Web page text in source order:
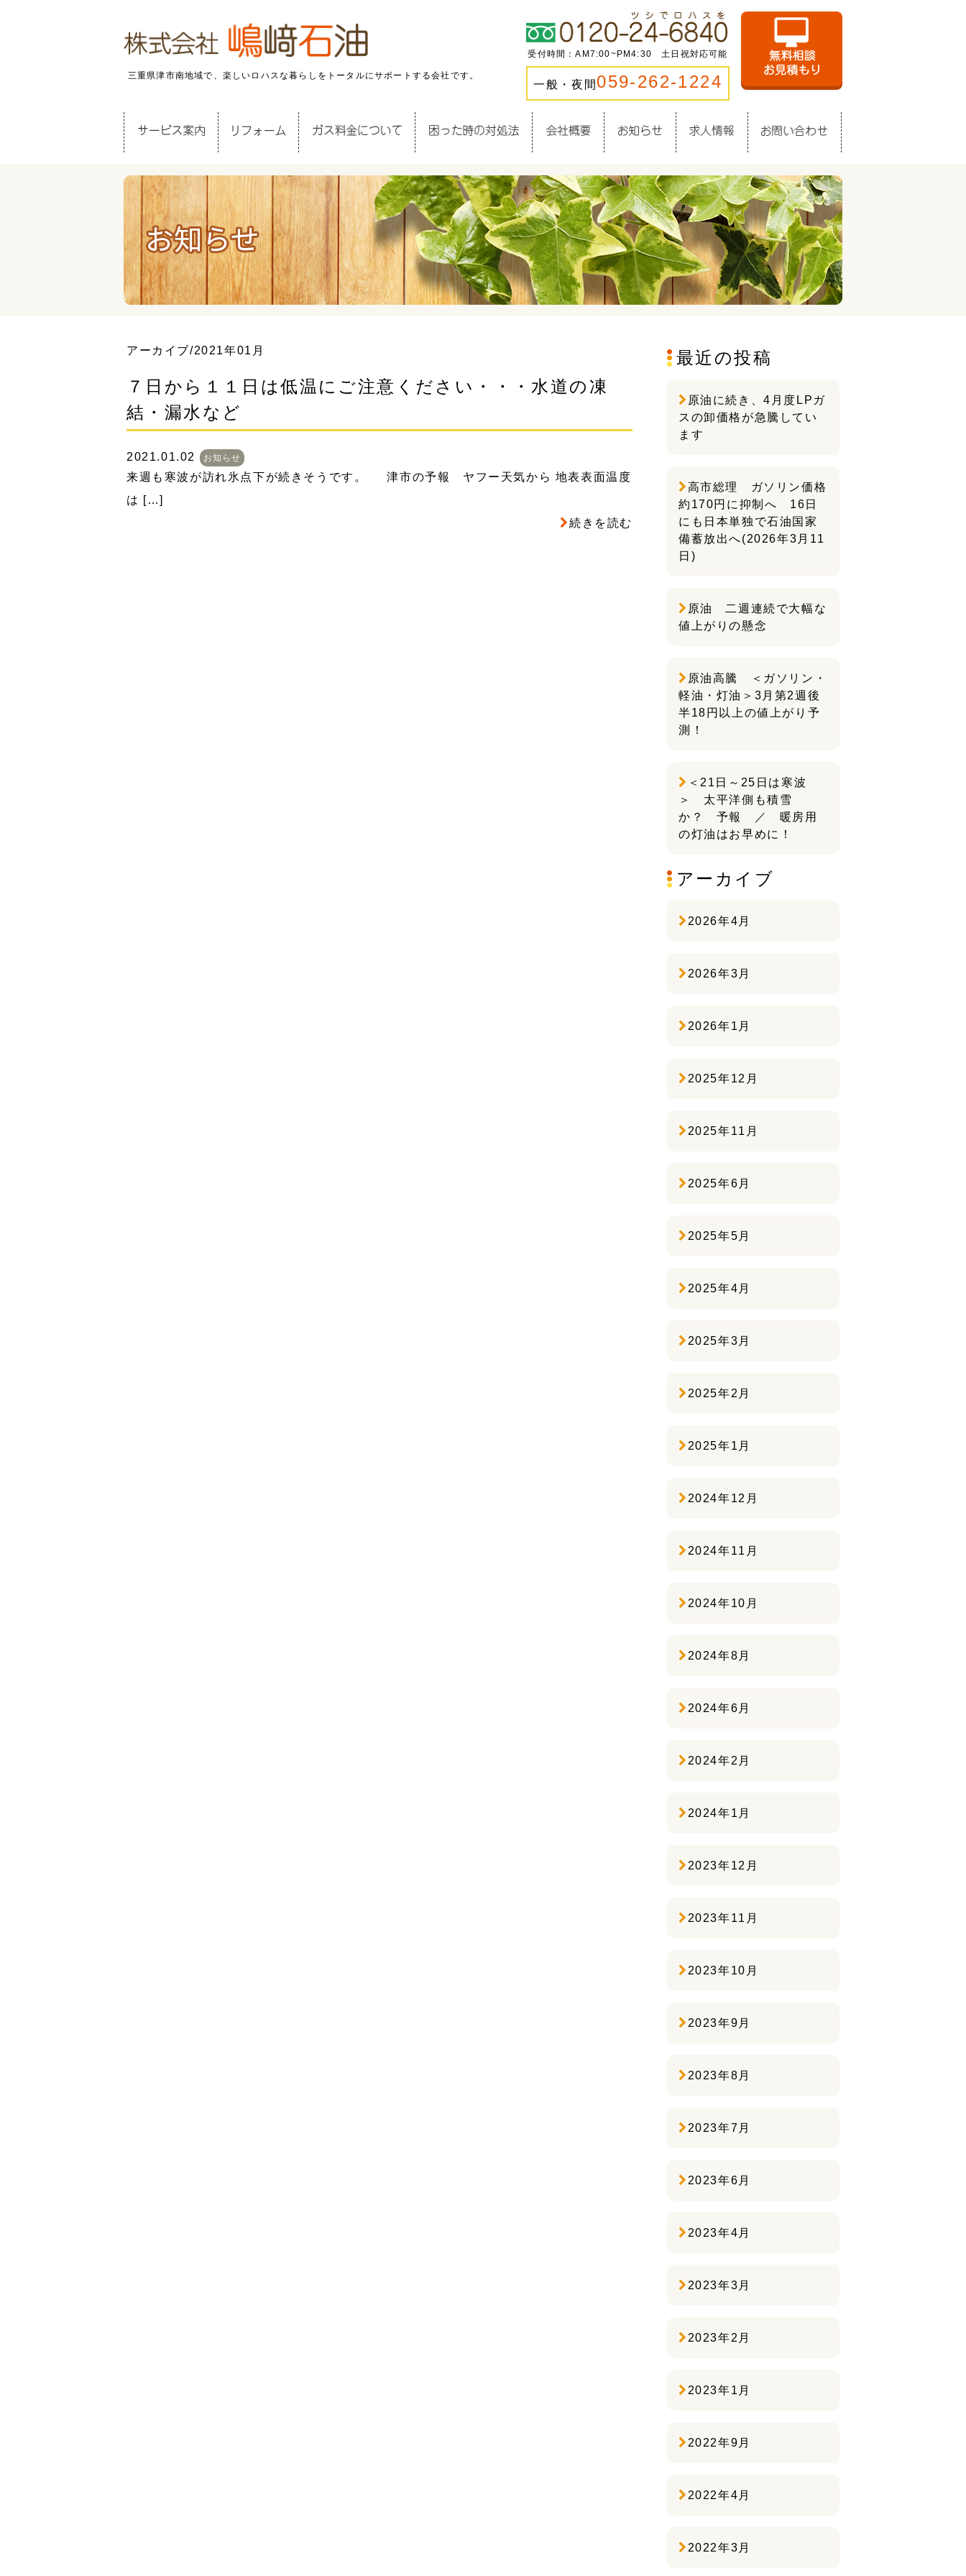
三重県津市南地域で、楽しいロハスな暮らしをトータルにサポートする会社です。
受付時間：AM7:00~PM4:30 土日祝対応可能
一般・夜間 059-262-1224
アーカイブ/2021年01月
７日から１１日は低温にご注意ください・・・水道の凍
結・漏水など
2021.01.02 お知らせ
来週も寒波が訪れ氷点下が続きそうです。 津市の予報 ヤフー天気から 地表表面温度
は […]
続きを読む
最近の投稿
原油に続き、4月度LPガ
スの卸価格が急騰してい
ます
高市総理 ガソリン価格
約170円に抑制へ 16日
にも日本単独で石油国家
備蓄放出へ(2026年3月11
日)
原油 二週連続で大幅な
値上がりの懸念
原油高騰 ＜ガソリン・
軽油・灯油＞3月第2週後
半18円以上の値上がり予
測！
＜21日～25日は寒波
＞ 太平洋側も積雪
か？ 予報 ／ 暖房用
の灯油はお早めに！
アーカイブ
2026年4月
2026年3月
2026年1月
2025年12月
2025年11月
2025年6月
2025年5月
2025年4月
2025年3月
2025年2月
2025年1月
2024年12月
2024年11月
2024年10月
2024年8月
2024年6月
2024年2月
2024年1月
2023年12月
2023年11月
2023年10月
2023年9月
2023年8月
2023年7月
2023年6月
2023年4月
2023年3月
2023年2月
2023年1月
2022年9月
2022年4月
2022年3月